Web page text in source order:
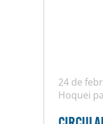
24 de
Hoquei